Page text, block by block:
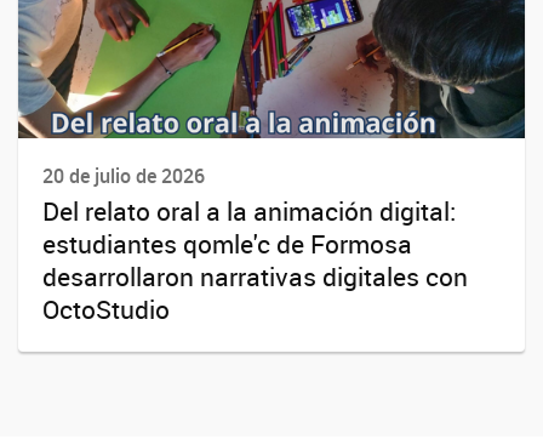
20 de julio de 2026
Del relato oral a la animación digital:
estudiantes qomle'c de Formosa
desarrollaron narrativas digitales con
OctoStudio